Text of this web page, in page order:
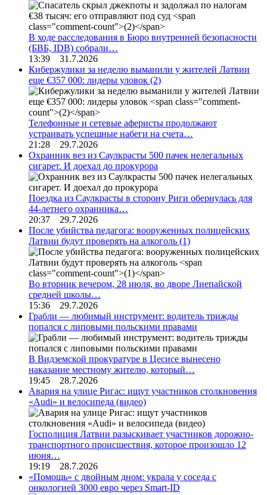
В ходе расследования в Бюро внутренней безопасности
(БВБ, IDB) собрали…
13:39 31.7.2026
Кибержулики за неделю выманили у жителей Латвии
еще €357 000: лидеры уловок (2)
Телефонные и сетевые аферисты продолжают
устраивать успешные набеги на счета…
21:28 29.7.2026
Охранник вез из Саулкрасты 500 пачек нелегальных
сигарет. И доехал до прокурора
Поездка из Саулкрасты в сторону Риги обернулась для
44-летнего охранника…
20:37 29.7.2026
После убийства педагога: вооруженных полицейских
Латвии будут проверять на алкоголь (1)
Во вторник вечером, 28 июля, во дворе Лиепайской
средней школы…
15:36 29.7.2026
Грабли — любимый инструмент: водитель трижды
попался с липовыми польскими правами
В Видземской прокуратуре в Цесисе вынесено
наказание местному жителю, который…
19:45 28.7.2026
Авария на улице Ригас: ищут участников столкновения
«Audi» и велосипеда (видео)
Госполиция Латвии разыскивает участников дорожно-
транспортного происшествия, которое произошло 12
июня…
19:19 28.7.2026
«Помощь» с двойным дном: украла у соседа с
онкологией 3000 евро через Smart-ID